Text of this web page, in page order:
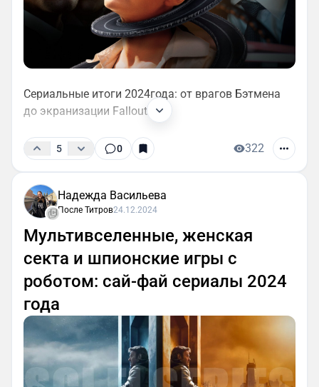
Сериальные итоги 2024года: от врагов Бэтмена
до экранизации Fallout.
5 0 322
Надежда Васильева
После Титров24.12.2024
Мультивселенные, женская
секта и шпионские игры с
роботом: сай-фай сериалы 2024
года